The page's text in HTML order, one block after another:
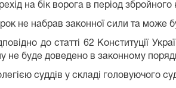
на бік ворога в період
не набрав законної сили та може
до статті 62 Конституції
не буде доведено в законному
суддів у складі головуючого